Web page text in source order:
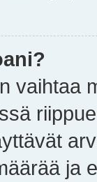
vaihtaa
ja